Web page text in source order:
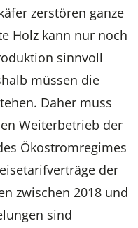
zerstören ganze
Holz kann nur noch
sinnvoll
müssen die
Daher muss
Weiterbetrieb der
Ökostromregimes
der
zwischen 2018 und
sind